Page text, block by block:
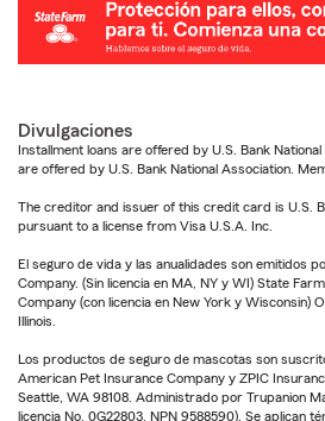
Divulgaciones
Installment loans are offered by U.S. Bank
are offered by U.S. Bank National Association.
The creditor and issuer of this credit card is U.S.
pursuant to a license from Visa U.S.A. Inc.
El seguro de vida y las anualidades son emitidos
Company. (Sin licencia en MA, NY y WI) State
Company (con licencia en New York y Wisconsin)
Illinois.
Los productos de seguro de mascotas son
American Pet Insurance Company y ZPIC
Seattle, WA 98108. Administrado por Trupanion
licencia No. 0G22803, NPN 9588590). Se aplican